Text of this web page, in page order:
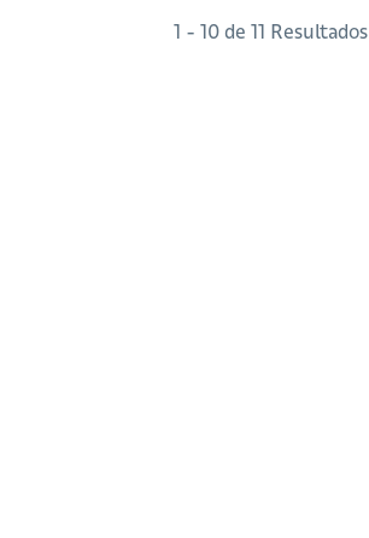
1 - 10 de 11 Resultados